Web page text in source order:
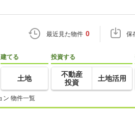
最近見た物件 0 保
建てる
土地
投資する
不動産
投資
土地活用
ン 物件一覧